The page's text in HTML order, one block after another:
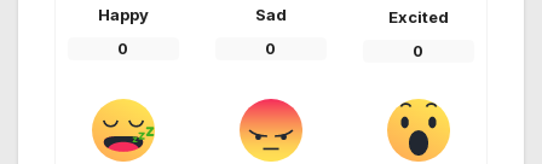
Happy
0
Sad
0
Excited
0